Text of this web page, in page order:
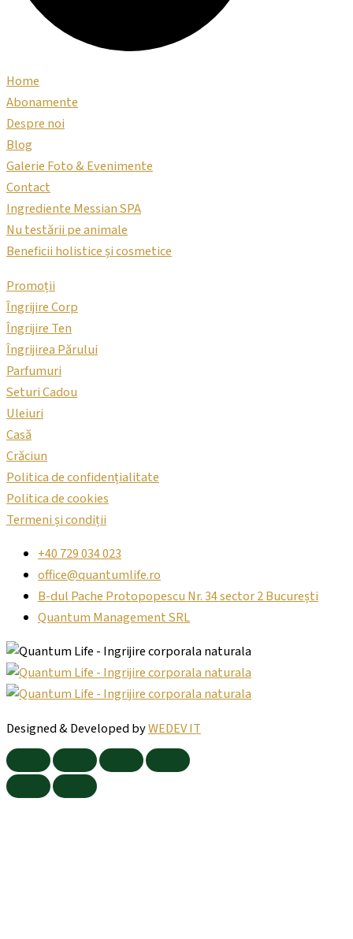
Home
Abonamente
Despre noi
Blog
Galerie Foto & Evenimente
Contact
Ingrediente Messian SPA
Nu testării pe animale
Beneficii holistice și cosmetice
Promoții
Îngrijire Corp
Îngrijire Ten
Îngrijirea Părului
Parfumuri
Seturi Cadou
Uleiuri
Casă
Crăciun
Politica de confidențialitate
Politica de cookies
Termeni și condiții
+40 729 034 023
office@quantumlife.ro
B-dul Pache Protopopescu Nr. 34 sector 2 București
Quantum Management SRL
Designed & Developed byWEDEV IT